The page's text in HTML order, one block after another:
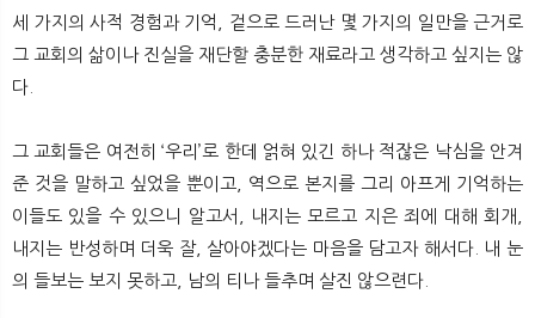
세 가지의 사적 경험과 기억, 겉으로 드러난 몇 가지의 일만을 근거로
그 교회의 삶이나 진실을 재단할 충분한 재료라고 생각하고 싶지는 않
다.
그 교회들은 여전히 ‘우리’로 한데 얽혀 있긴 하나 적잖은 낙심을 안겨
준 것을 말하고 싶었을 뿐이고, 역으로 본지를 그리 아프게 기억하는
이들도 있을 수 있으니 알고서, 내지는 모르고 지은 죄에 대해 회개,
내지는 반성하며 더욱 잘, 살아야겠다는 마음을 담고자 해서다. 내 눈
의 들보는 보지 못하고, 남의 티나 들추며 살진 않으련다.